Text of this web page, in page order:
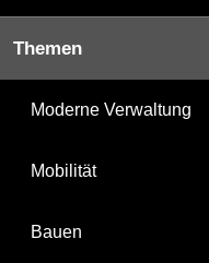
Themen
Moderne Verwaltung
Mobilität
Bauen